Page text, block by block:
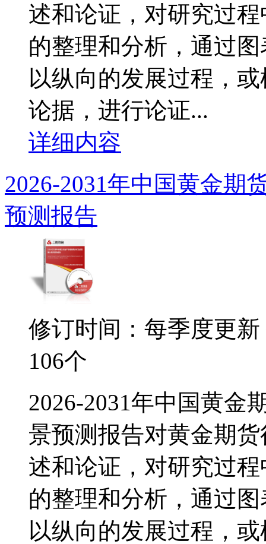
述和论证，对研究过
的整理和分析，通过
以纵向的发展过程，
论据，进行论证...
详细内容
2026-2031年中国黄金期
预测报告
修订时间：每季度更新
106个
2026-2031年中国黄金
景预测报告对黄金期
述和论证，对研究过
的整理和分析，通过
以纵向的发展过程，